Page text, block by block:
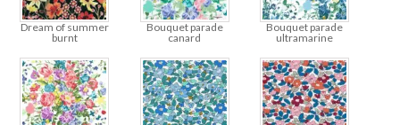
Dream of summer
burnt
Bouquet parade
canard
Bouquet parade
ultramarine